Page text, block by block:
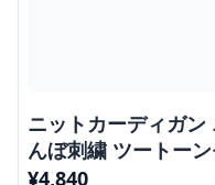
ニットカーディガン
んぼ刺繍 ツートー
¥4,840